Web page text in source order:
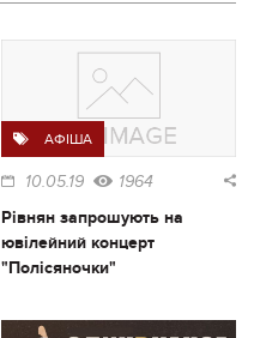
АФІША
10.05.19 1964
Рівнян запрошують на
ювілейний концерт
"Полісяночки"